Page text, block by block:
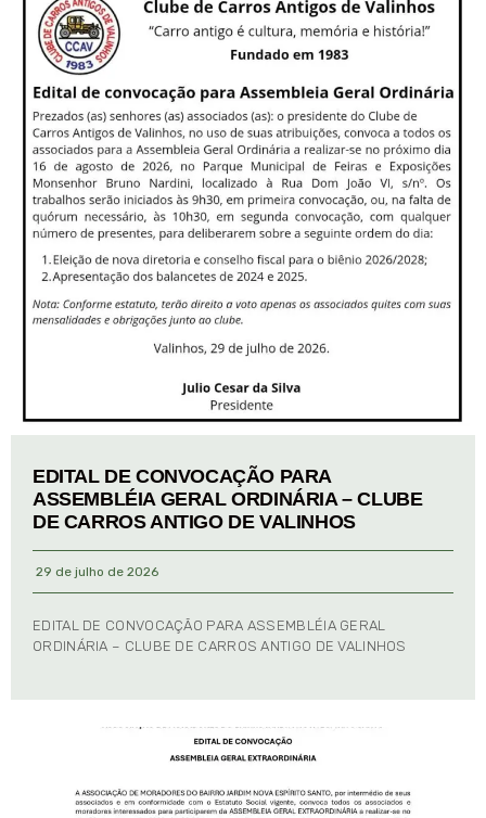
EDITAL DE CONVOCAÇÃO PARA
ASSEMBLÉIA GERAL ORDINÁRIA – CLUBE
DE CARROS ANTIGO DE VALINHOS
29 de julho de 2026
EDITAL DE CONVOCAÇÃO PARA ASSEMBLÉIA GERAL
ORDINÁRIA – CLUBE DE CARROS ANTIGO DE VALINHOS